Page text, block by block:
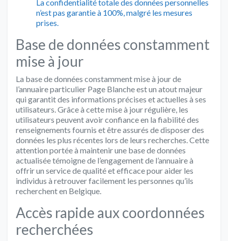
La confidentialité totale des données personnelles
n’est pas garantie à 100%, malgré les mesures
prises.
Base de données constamment
mise à jour
La base de données constamment mise à jour de
l’annuaire particulier Page Blanche est un atout majeur
qui garantit des informations précises et actuelles à ses
utilisateurs. Grâce à cette mise à jour régulière, les
utilisateurs peuvent avoir confiance en la fiabilité des
renseignements fournis et être assurés de disposer des
données les plus récentes lors de leurs recherches. Cette
attention portée à maintenir une base de données
actualisée témoigne de l’engagement de l’annuaire à
offrir un service de qualité et efficace pour aider les
individus à retrouver facilement les personnes qu’ils
recherchent en Belgique.
Accès rapide aux coordonnées
recherchées